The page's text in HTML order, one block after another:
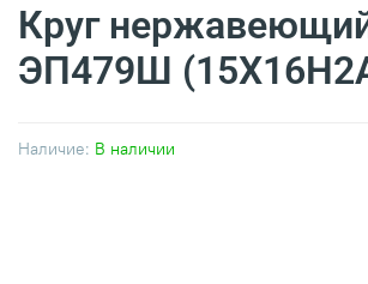
Наличие: В наличии
Круг
ЭП479Ш